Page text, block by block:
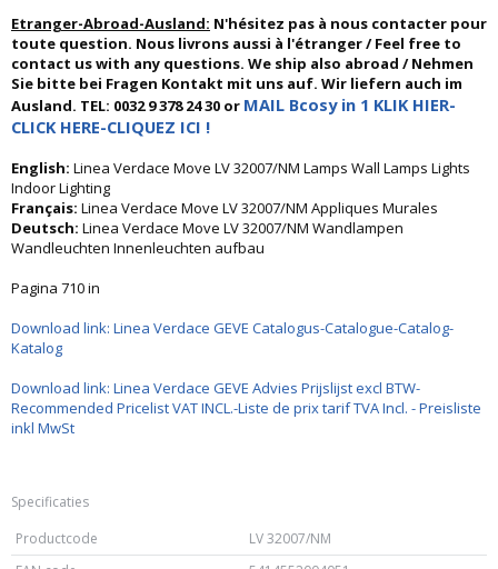
Etranger-Abroad-Ausland: N'hésitez pas à nous contacter pour
toute question. Nous livrons aussi à l'étranger / Feel free to
contact us with any questions. We ship also abroad / Nehmen
Sie bitte bei Fragen Kontakt mit uns auf. Wir liefern auch im
Ausland. TEL: 0032 9 378 24 30 or MAIL Bcosy in 1 KLIK HIER-
CLICK HERE-CLIQUEZ ICI !
English: Linea Verdace Move LV 32007/NM Lamps Wall Lamps Lights
Indoor Lighting
Français: Linea Verdace Move LV 32007/NM Appliques Murales
Deutsch: Linea Verdace Move LV 32007/NM Wandlampen
Wandleuchten Innenleuchten aufbau
Pagina 710 in
Download link: Linea Verdace GEVE Catalogus-Catalogue-Catalog-
Katalog
Download link: Linea Verdace GEVE Advies Prijslijst excl BTW-
Recommended Pricelist VAT INCL.-Liste de prix tarif TVA Incl. - Preisliste
inkl MwSt
Specificaties
Productcode
LV 32007/NM